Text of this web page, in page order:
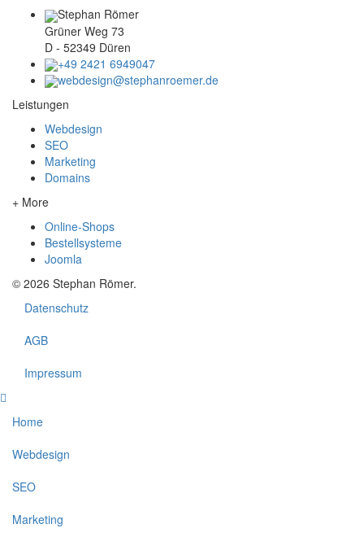
Stephan Römer
Grüner Weg 73
D - 52349 Düren
+49 2421 6949047
webdesign@stephanroemer.de
Leistungen
Webdesign
SEO
Marketing
Domains
+ More
Online-Shops
Bestellsysteme
Joomla
© 2026 Stephan Römer.
Datenschutz
AGB
Impressum
Home
Webdesign
SEO
Marketing